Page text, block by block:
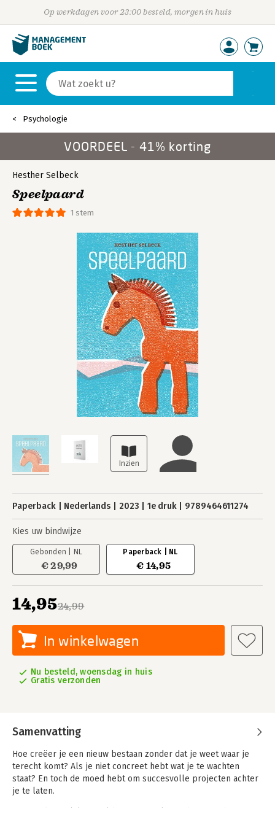
Op werkdagen voor 23:00 besteld, morgen in huis
Psychologie
VOORDEEL - 41% korting
1 stem
Hesther Selbeck
Speelpaard
Paperback Nederlands 2023 1e druk 9789464611274
Kies uw bindwijze
Gebonden | NL
€ 29,99
Paperback | NL
€ 14,95
24,99
14,95
In winkelwagen
Nu besteld, woensdag in huis
Gratis verzonden
Samenvatting
Hoe creëer je een nieuw bestaan zonder dat je weet waar je
terecht komt? Als je niet concreet hebt wat je te wachten
staat? En toch de moed hebt om succesvolle projecten achter
je te laten.